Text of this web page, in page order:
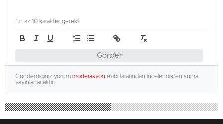
Gönder
En az 10 karakter gerekli
Gönderdiğiniz yorum moderasyon ekibi tarafından incelendikten sonra
yayınlanacaktır.